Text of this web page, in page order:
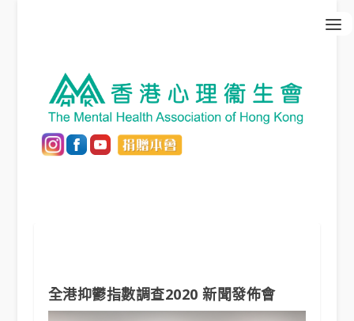
全港抑鬱指數調查2020 新聞發佈會